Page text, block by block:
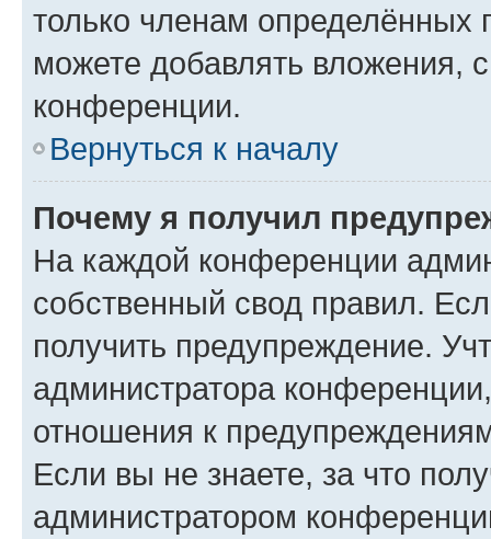
только членам определённых
можете добавлять вложения,
конференции.
Вернуться к началу
Почему я получил
На каждой конференции
собственный свод правил.
получить предупреждение.
администратора
отношения к
Если вы не знаете, за что
администратором